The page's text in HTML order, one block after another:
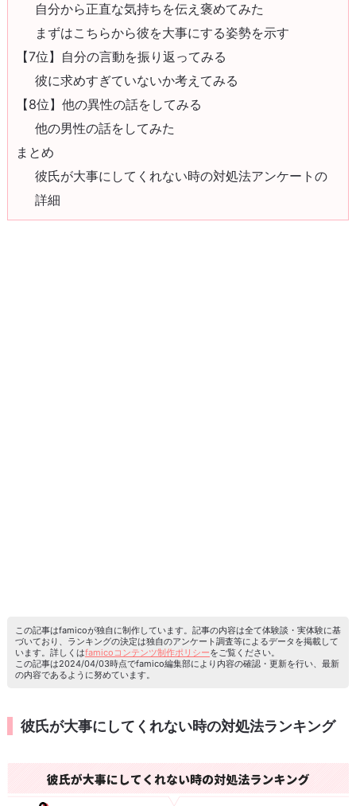
自分から正直な気持ちを伝え褒めてみた
まずはこちらから彼を大事にする姿勢を示す
【7位】自分の言動を振り返ってみる
彼に求めすぎていないか考えてみる
【8位】他の異性の話をしてみる
他の男性の話をしてみた
まとめ
彼氏が大事にしてくれない時の対処法アンケートの
詳細
この記事はfamicoが独自に制作しています。記事の内容は全て体験談・実体験に基
づいており、ランキングの決定は独自のアンケート調査等によるデータを掲載して
います。詳しくはfamicoコンテンツ制作ポリシーをご覧ください。
この記事は2024/04/03時点でfamico編集部により内容の確認・更新を行い、最新
の内容であるように努めています。
彼氏が大事にしてくれない時の対処法ランキング